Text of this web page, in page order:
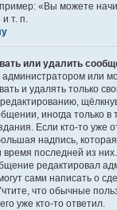
«Вы можете
т. п.
или удалить
администратором или
и удалять только
иногда только в
Если кто-то уже
надпись,
время последней из
редактировал
сами написать о
что обычные
уже кто-то ответил.